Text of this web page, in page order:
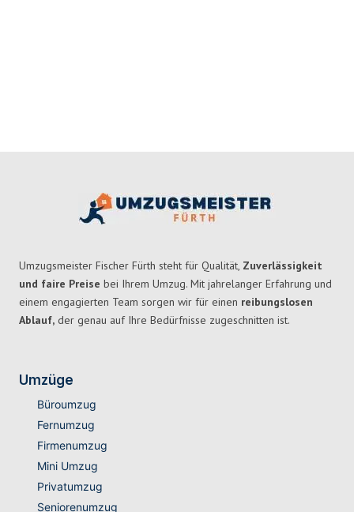
Umzugsmeister Fischer Fürth steht für Qualität, Zuverlässigkeit
und faire Preise bei Ihrem Umzug. Mit jahrelanger Erfahrung und
einem engagierten Team sorgen wir für einen reibungslosen
Ablauf, der genau auf Ihre Bedürfnisse zugeschnitten ist.
Umzüge
Büroumzug
Fernumzug
Firmenumzug
Mini Umzug
Privatumzug
Seniorenumzug